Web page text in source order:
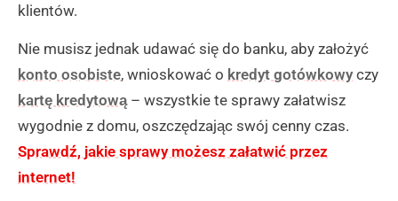
klientów.
Nie musisz jednak udawać się do banku, aby założyć
konto osobiste, wnioskować o kredyt gotówkowyczy
kartę kredytową– wszystkie te sprawy załatwisz
wygodnie z domu, oszczędzając swój cenny czas.
Sprawdź, jakie sprawy możesz załatwić przez
internet!